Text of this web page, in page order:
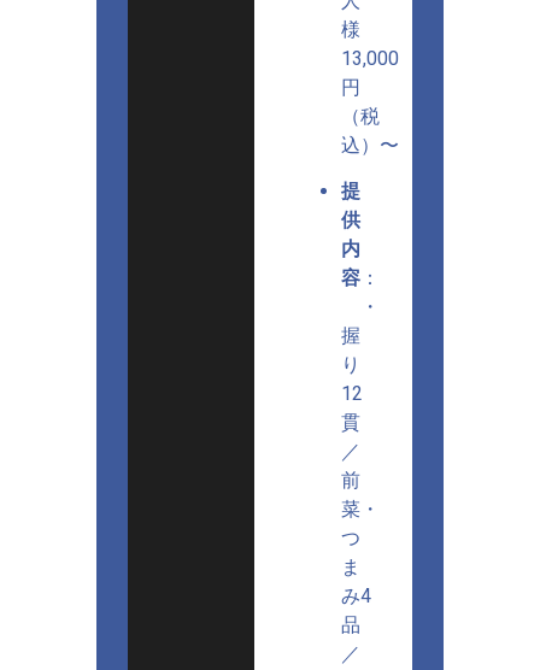
様
13,000
円
（税
込）〜
提
供
内
容：
・
握
り
12
貫
／
前
菜・
つ
ま
み4
品
／